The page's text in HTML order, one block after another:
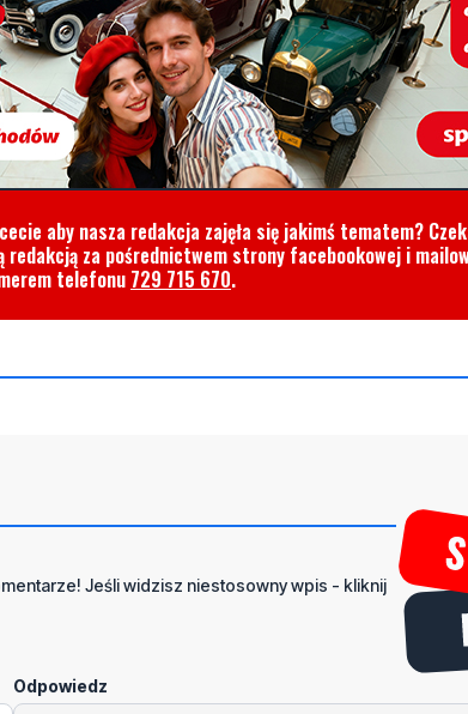
aby nasza redakcja zajęła się jakimś tematem?
za pośrednictwem strony facebookowej i
telefonu 729 715 670.
Jeśli widzisz niestosowny wpis - kliknij
Odpowiedz